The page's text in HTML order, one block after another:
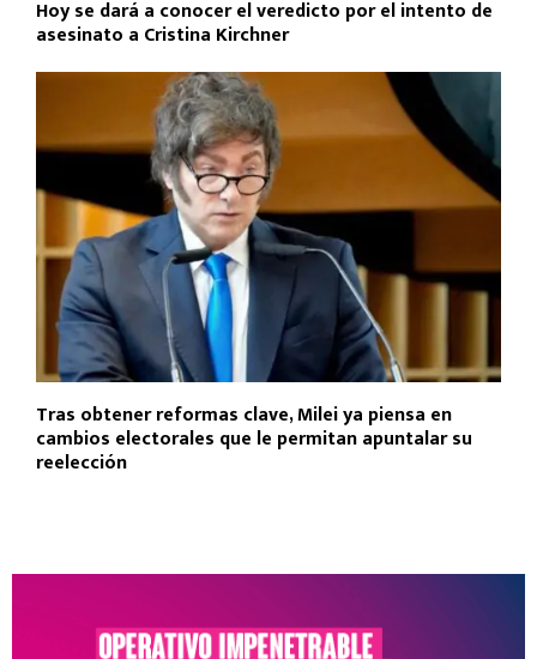
Hoy se dará a conocer el veredicto por el intento de
asesinato a Cristina Kirchner
Tras obtener reformas clave, Milei ya piensa en
cambios electorales que le permitan apuntalar su
reelección